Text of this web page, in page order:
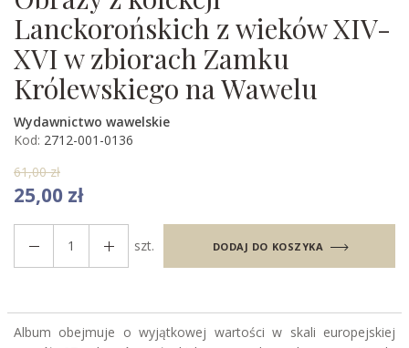
Lanckorońskich z wieków XIV-
XVI w zbiorach Zamku
Królewskiego na Wawelu
Wydawnictwo wawelskie
Kod: 2712-001-0136
61,00 zł
25,00 zł
szt. DODAJ DO KOSZYKA
Album obejmuje o wyjątkowej wartości w skali europejskiej